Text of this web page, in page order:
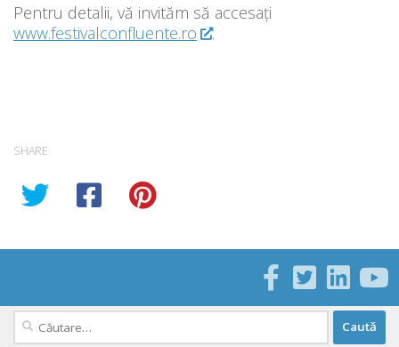
Pentru detalii, vă invităm să accesați
www.festivalconfluente.ro
.
SHARE
Caută
după: